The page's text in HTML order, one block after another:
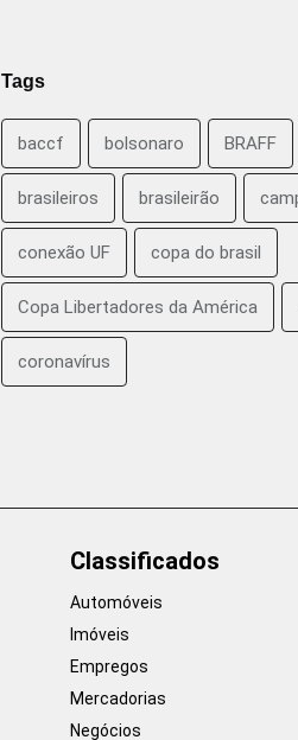
Tags
baccf bolsonaro BRAFF
brasileiros brasileirão
conexão UF copa do brasil
Copa Libertadores da América
coronavírus
Classificados
Automóveis
Imóveis
Empregos
Mercadorias
Negócios